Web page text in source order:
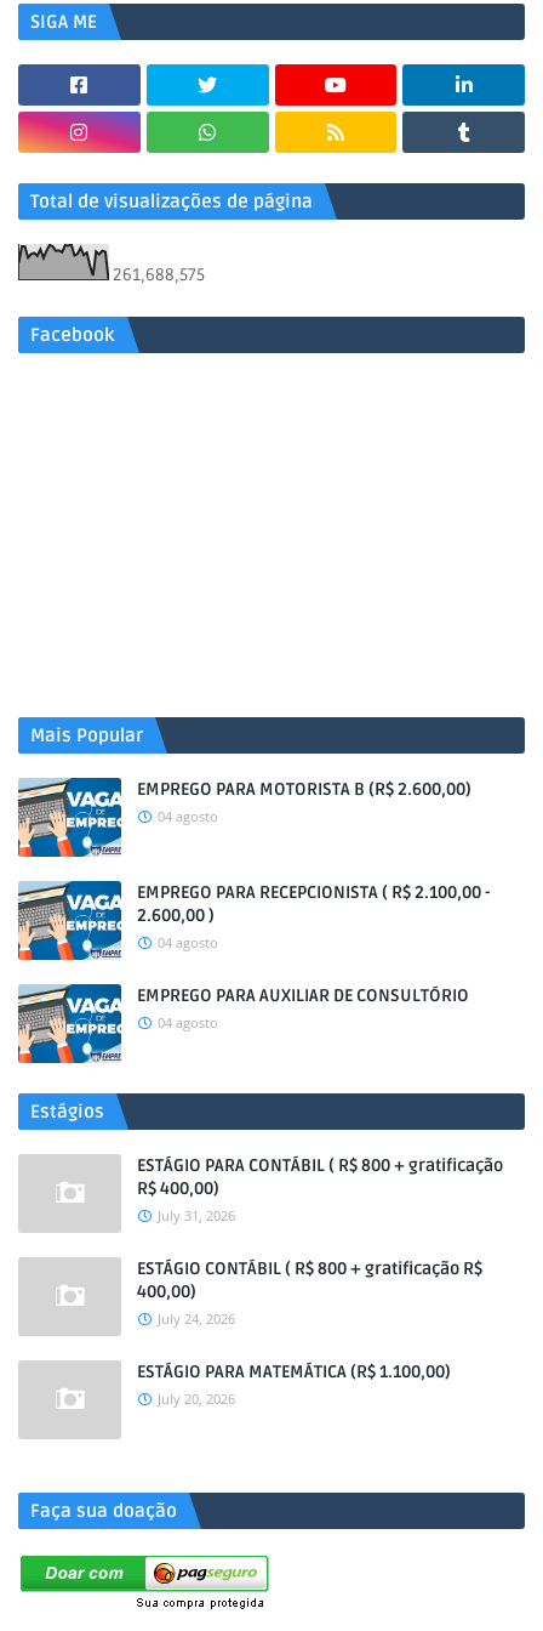
SIGA ME
Total de visualizações de página
261,688,575
Facebook
Mais Popular
EMPREGO PARA MOTORISTA B (R$ 2.600,00)
04 agosto
EMPREGO PARA RECEPCIONISTA ( R$ 2.100,00 -
2.600,00 )
04 agosto
EMPREGO PARA AUXILIAR DE CONSULTÓRIO
04 agosto
Estágios
ESTÁGIO PARA CONTÁBIL ( R$ 800 + gratificação
R$ 400,00)
July 31, 2026
ESTÁGIO CONTÁBIL ( R$ 800 + gratificação R$
400,00)
July 24, 2026
ESTÁGIO PARA MATEMÁTICA (R$ 1.100,00)
July 20, 2026
Faça sua doação